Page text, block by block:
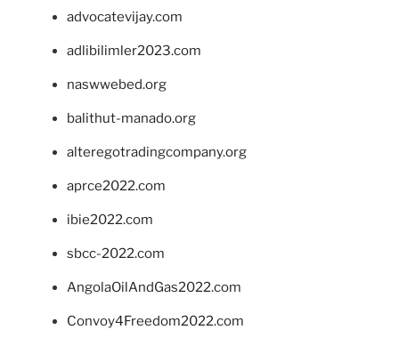
advocatevijay.com
adlibilimler2023.com
naswwebed.org
balithut-manado.org
alteregotradingcompany.org
aprce2022.com
ibie2022.com
sbcc-2022.com
AngolaOilAndGas2022.com
Convoy4Freedom2022.com